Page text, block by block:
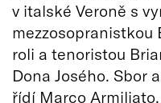
v italské Veroně s
mezzosopranistkou
roli a tenoristou
Dona Josého. Sbor
řídí Marco